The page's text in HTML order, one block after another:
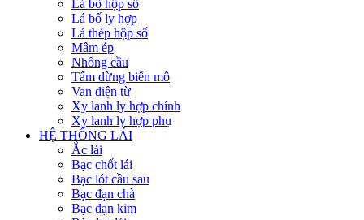
Lá bố hộp số
Lá bố ly hợp
Lá thép hộp số
Mâm ép
Nhông cầu
Tấm dừng biến mô
Van điện từ
Xy lanh ly hợp chính
Xy lanh ly hợp phụ
HỆ THỐNG LÁI
Ắc lái
Bạc chốt lái
Bạc lót cầu sau
Bạc đạn chà
Bạc đạn kim